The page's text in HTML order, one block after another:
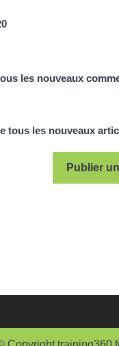
les nouveaux
tous les nouveaux